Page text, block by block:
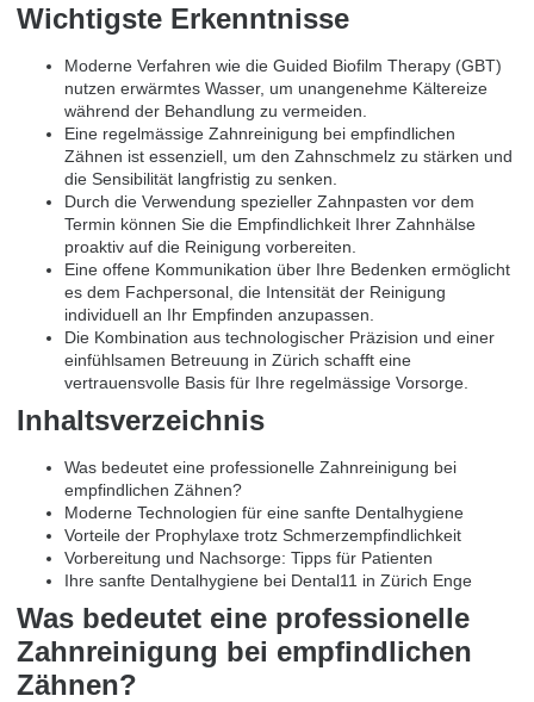
Wichtigste Erkenntnisse
Moderne Verfahren wie die Guided Biofilm Therapy (GBT)
nutzen erwärmtes Wasser, um unangenehme Kältereize
während der Behandlung zu vermeiden.
Eine regelmässige Zahnreinigung bei empfindlichen
Zähnen ist essenziell, um den Zahnschmelz zu stärken und
die Sensibilität langfristig zu senken.
Durch die Verwendung spezieller Zahnpasten vor dem
Termin können Sie die Empfindlichkeit Ihrer Zahnhälse
proaktiv auf die Reinigung vorbereiten.
Eine offene Kommunikation über Ihre Bedenken ermöglicht
es dem Fachpersonal, die Intensität der Reinigung
individuell an Ihr Empfinden anzupassen.
Die Kombination aus technologischer Präzision und einer
einfühlsamen Betreuung in Zürich schafft eine
vertrauensvolle Basis für Ihre regelmässige Vorsorge.
Inhaltsverzeichnis
Was bedeutet eine professionelle Zahnreinigung bei
empfindlichen Zähnen?
Moderne Technologien für eine sanfte Dentalhygiene
Vorteile der Prophylaxe trotz Schmerzempfindlichkeit
Vorbereitung und Nachsorge: Tipps für Patienten
Ihre sanfte Dentalhygiene bei Dental11 in Zürich Enge
Was bedeutet eine professionelle
Zahnreinigung bei empfindlichen
Zähnen?